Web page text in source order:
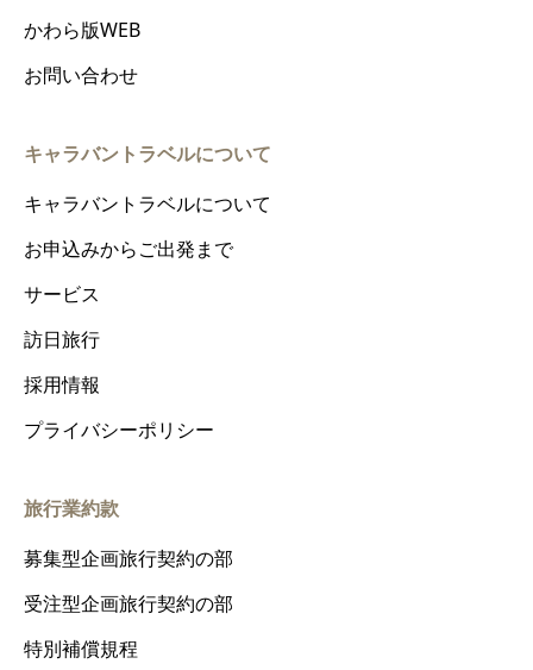
かわら版WEB
お問い合わせ
キャラバントラベルについて
キャラバントラベルについて
お申込みからご出発まで
サービス
訪日旅行
採用情報
プライバシーポリシー
旅行業約款
募集型企画旅行契約の部
受注型企画旅行契約の部
特別補償規程